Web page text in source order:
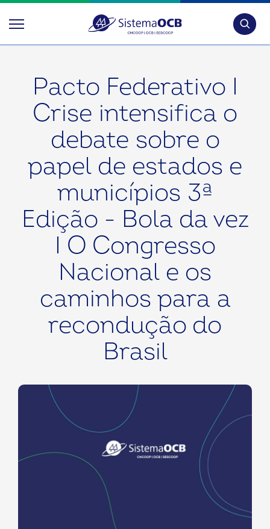
Pacto Federativo I
Crise intensifica o
debate sobre o
papel de estados e
municípios 3ª
Edição - Bola da vez
I O Congresso
Nacional e os
caminhos para a
recondução do
Brasil